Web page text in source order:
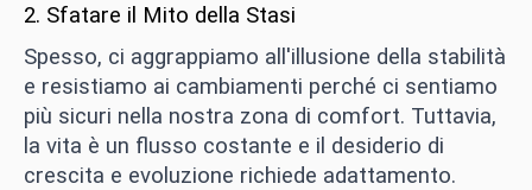
2. Sfatare il Mito della Stasi
Spesso, ci aggrappiamo all'illusione della stabilità
e resistiamo ai cambiamenti perché ci sentiamo
più sicuri nella nostra zona di comfort. Tuttavia,
la vita è un flusso costante e il desiderio di
crescita e evoluzione richiede adattamento.